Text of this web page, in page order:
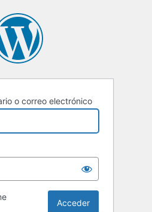
o correo electrónico